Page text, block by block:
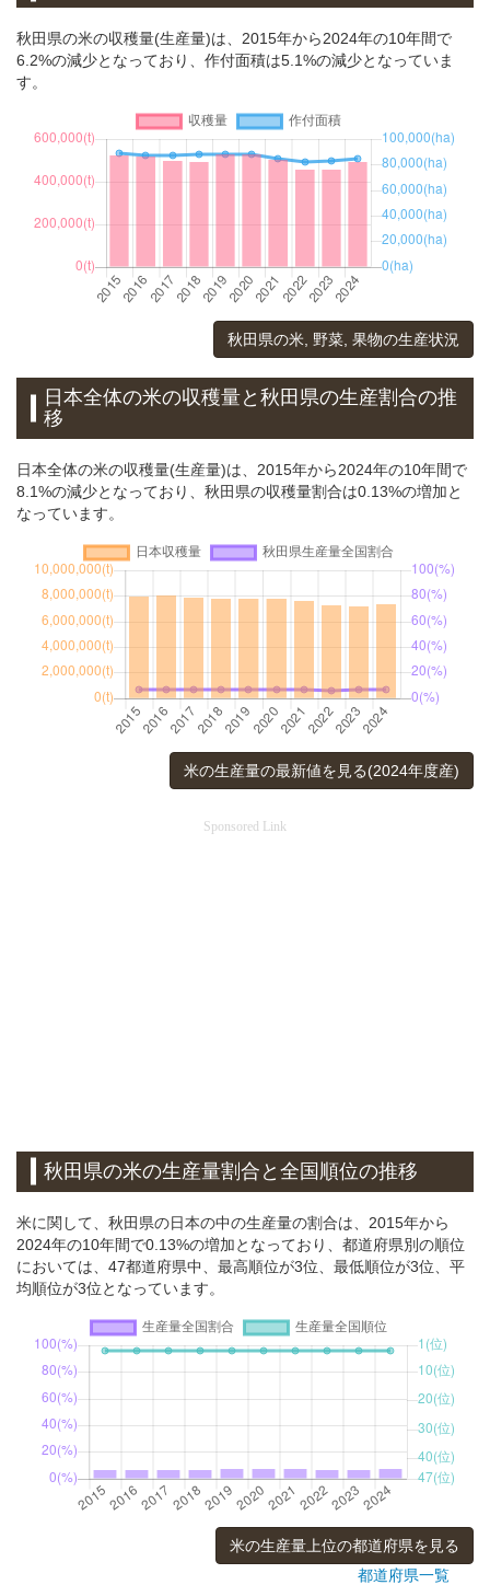
秋田県の米の収穫量(生産量)は、2015年から2024年の10年間で
6.2%の減少となっており、作付面積は5.1%の減少となっていま
す。
秋田県の米, 野菜, 果物の生産状況
日本全体の米の収穫量と秋田県の生産割合の推
移
日本全体の米の収穫量(生産量)は、2015年から2024年の10年間で
8.1%の減少となっており、秋田県の収穫量割合は0.13%の増加と
なっています。
米の生産量の最新値を見る(2024年度産)
Sponsored Link
秋田県の米の生産量割合と全国順位の推移
米に関して、秋田県の日本の中の生産量の割合は、2015年から
2024年の10年間で0.13%の増加となっており、都道府県別の順位
においては、47都道府県中、最高順位が3位、最低順位が3位、平
均順位が3位となっています。
米の生産量上位の都道府県を見る
都道府県一覧